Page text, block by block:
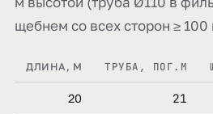
щебнем со всех сторон ≥
ДЛИНА, М ТРУБА, ПОГ.М
20 21